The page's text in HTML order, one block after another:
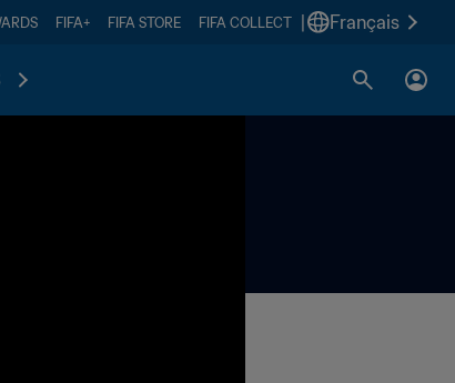
FIFA+ FIFA STORE FIFA COLLECT Français